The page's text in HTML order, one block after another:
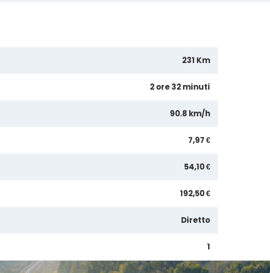
231 Km
2 ore 32 minuti
90.8 km/h
7,97 €
54,10 €
192,50 €
Diretto
1